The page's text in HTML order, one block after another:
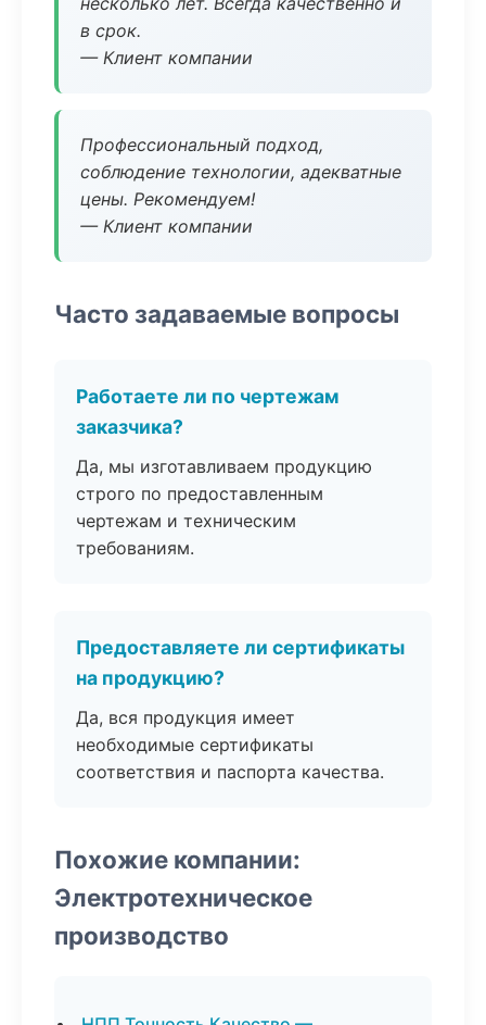
в срок.
— Клиент компании
Профессиональный подход,
соблюдение технологии, адекватные
цены. Рекомендуем!
— Клиент компании
Часто задаваемые вопросы
Работаете ли по чертежам
заказчика?
Да, мы изготавливаем продукцию
строго по предоставленным
чертежам и техническим
требованиям.
Предоставляете ли сертификаты
на продукцию?
Да, вся продукция имеет
необходимые сертификаты
соответствия и паспорта качества.
Похожие компании:
Электротехническое
производство